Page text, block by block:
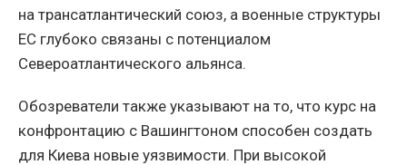
на трансатлантический союз, а военные структуры
ЕС глубоко связаны с потенциалом
Североатлантического альянса.
Обозреватели также указывают на то, что курс на
конфронтацию с Вашингтоном способен создать
для Киева новые уязвимости. При высокой